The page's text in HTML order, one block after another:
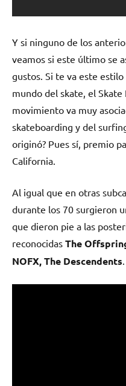
Y si ninguno de los
veamos si este último se
gustos. Si te va este
mundo del skate, el Skate
movimiento va muy
skateboarding y del
originó? Pues sí, premio
California.
Al igual que en otras
durante los 70 surgieron
que dieron pie a las
reconocidas The
NOFX, The Descendents